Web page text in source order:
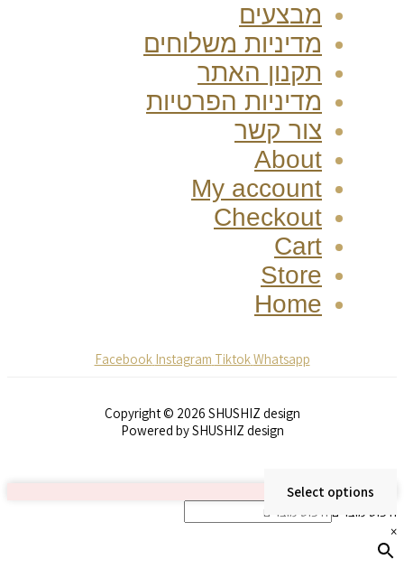
מבצעים
מדיניות משלוחים
תקנון האתר
מדיניות הפרטיות
צור קשר
About
My account
Checkout
Cart
Store
Home
Facebook Instagram TiktokWhatsapp
Copyright © 2026 SHUSHIZ design
Powered by SHUSHIZ design
Select options
חיפוש מוצרים
×